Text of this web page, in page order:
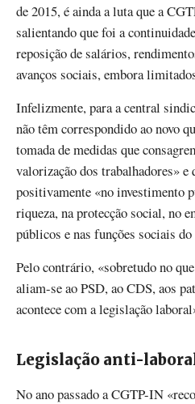
de 2015, é ainda a luta que a
salientando que foi a
reposição de salários,
avanços sociais, embora
Infelizmente, para a central
não têm correspondido ao novo
tomada de medidas que
valorização dos trabalhadores» e
positivamente «no investimento
riqueza, na protecção social, no
públicos e nas funções sociais do
Pelo contrário, «sobretudo no
aliam-se ao PSD, ao CDS, aos
acontece com a legislação
Legislação anti-
No ano passado a CGTP-IN